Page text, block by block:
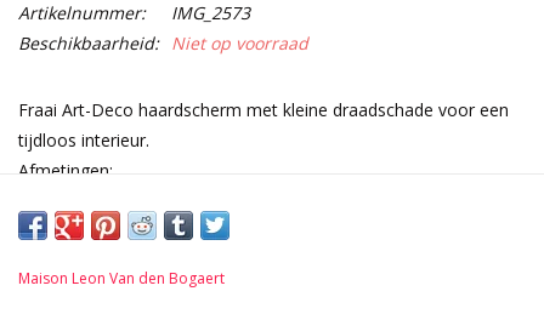
Artikelnummer:
IMG_2573
Beschikbaarheid: Niet op voorraad
Fraai Art-Deco haardscherm met kleine draadschade voor een
tijdloos interieur.
Afmetingen:
62 cm Hoogte 24,41 Inch
Maison Leon Van den Bogaert